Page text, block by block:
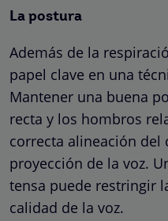
La postura
Además de la
papel clave en una
Mantener una buena
recta y los hombros
correcta alineación del
proyección de la voz.
tensa puede restringir
calidad de la voz.